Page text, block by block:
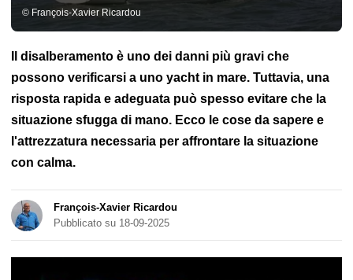
© François-Xavier Ricardou
Il disalberamento è uno dei danni più gravi che
possono verificarsi a uno yacht in mare. Tuttavia, una
risposta rapida e adeguata può spesso evitare che la
situazione sfugga di mano. Ecco le cose da sapere e
l'attrezzatura necessaria per affrontare la situazione
con calma.
François-Xavier Ricardou
Pubblicato su 18-09-2025